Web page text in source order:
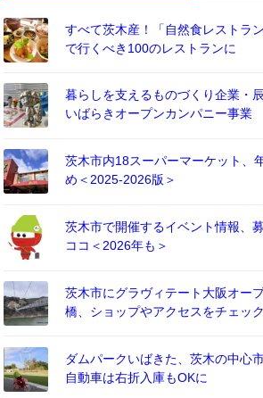
すべて茨木産！「自然食レストラ
で行くべき100のレストランに
暮らしを支えるものづくり企業・
いばらきオープンカンパニー事業
茨木市内18スーパーマーケット、
め＜2025-2026版＞
茨木市で開催するイベント情報、
ココ＜2026年も＞
茨木市にグラヴィテート大阪オー
橋、ショップやアクセスをチェック
ダムパークいばきた、茨木の中心
自動車は右折入庫もOKに